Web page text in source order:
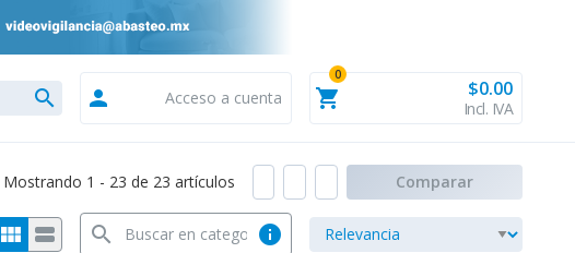
search person Acceso a cuenta shopping_cart
0
$0.00
Incl. IVA
Mostrando 1 - 23 de 23 artículos Comparar
view_module view_stream info
search